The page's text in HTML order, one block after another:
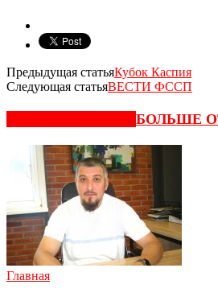
Предыдущая статьяКубок Каспия
Следующая статьяВЕСТИ ФССП
БОЛЬШЕ
Главная